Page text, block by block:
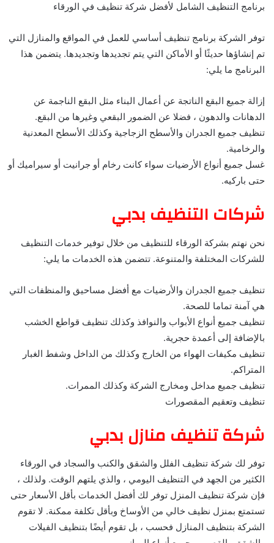
برنامج التنظيف الشامل لأفضل شركة تنظيف في الورقاء
توفر الشركة برنامج تنظيف أساسي للعمل في المواقع والمنازل التي
تم إنشاؤها حديثًا أو الأماكن التي يتم تجديدها وتجديدها. يتضمن هذا
البرنامج ما يلي:
إزالة جميع البقع الناتجة عن أعمال البناء مثل البقع الناجمة عن
الدهانات والدهون ، فضلا عن الضمور البقعي وغيرها من البقع.
تنظيف جميع الجدران والأسطح الزجاجية وكذلك الأسطح المعدنية
والرخامية.
غسل جميع أنواع الأرضيات سواء كانت رخام أو جرانيت أو سيراميك أو
حتى باركيه.
شركات التنظيف بدبي
نحن نهتم بشركة الورقاء للتنظيف من خلال توفير خدمات التنظيف
للشركات المختلفة والمتنوعة. تتضمن هذه الخدمات ما يلي:
تنظيف جميع الجدران والأرضيات مع أفضل مساحيق والمنظفات التي
هي آمنة تماما للصحة.
تنظيف جميع أنواع الأبواب والنوافذ وكذلك تنظيف قواطع الخشب
بالإضافة إلى أعمدة حجرية.
تنظيف مكيفات الهواء من الخارج وكذلك من الداخل وشفط الغبار
المتراكم.
تنظيف جميع مداخل ومخارج الشركة وكذلك الممرات.
تنظيف وتعقيم المقصورات
شركة تنظيف منازل بدبي
توفر لك شركة تنظيف الفلل والشقق والكنب والسجاد في الورقاء
الكثير من الجهد في التنظيف اليومي ، والذي يلتهم الوقت. ولذلك ،
فإن شركة تنظيف المنزل توفر لك أفضل الخدمات بأقل الأسعار حتى
تستمتع بمنزل نظيف خالي من الأوساخ وبأقل تكلفة ممكنة. لا تقوم
الشركة بتنظيف المنازل فحسب ، بل تقوم أيضًا بتنظيف الفيلات